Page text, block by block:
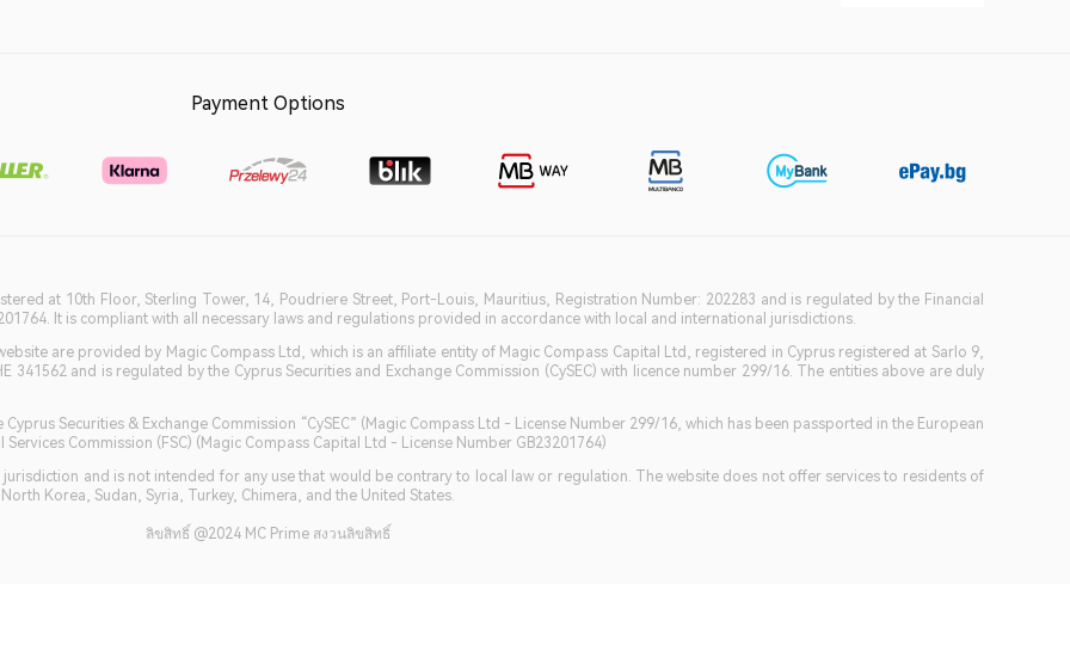
Payment Options
at 10th Floor, Sterling Tower, 14, Poudriere Street, Port-Louis, Mauritius, Registration Number: 202283 and is regulated by the Financial
It is compliant with all necessary laws and regulations provided in accordance with local and international jurisdictions.
are provided by Magic Compass Ltd, which is an affiliate entity of Magic Compass Capital Ltd, registered in Cyprus registered at Sarlo 9,
341562 and is regulated by the Cyprus Securities and Exchange Commission (CySEC) with licence number 299/16. The entities above are duly
Securities & Exchange Commission “CySEC” (Magic Compass Ltd - License Number 299/16, which has been passported in the European
Commission (FSC) (Magic Compass Capital Ltd - License Number GB23201764)
and is not intended for any use that would be contrary to local law or regulation. The website does not offer services to residents of
Korea, Sudan, Syria, Turkey, Chimera, and the United States.
ลิขสิทธิ์ @2024 MC Prime สงวนลิขสิทธิ์